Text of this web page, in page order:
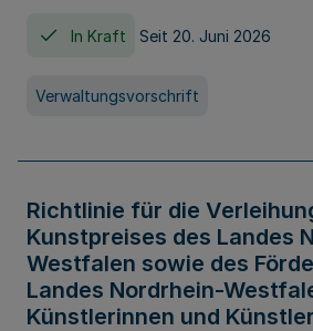
In Kraft Seit 20. Juni 2026
Verwaltungsvorschrift
Richtlinie für die
Kunstpreises des Landes
Westfalen sowie des
Landes Nordrhein-
Künstlerinnen und Künstler